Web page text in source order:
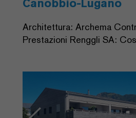
Canobbio-Lugano
Architettura: Archema
Prestazioni Renggli SA: